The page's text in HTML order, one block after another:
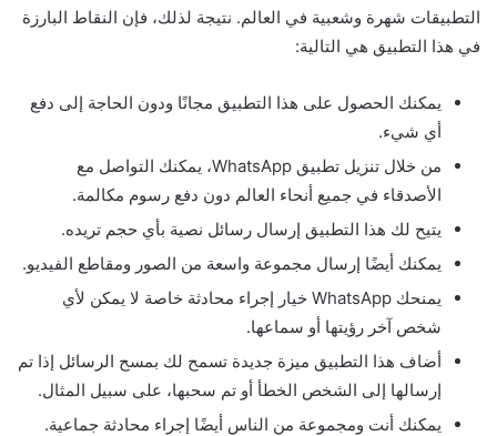
التطبيقات شهرة وشعبية في العالم. نتيجة لذلك، فإن النقاط البارزة
في هذا التطبيق هي التالية:
يمكنك الحصول على هذا التطبيق مجانًا ودون الحاجة إلى دفع
أي شيء.
من خلال تنزيل تطبيق WhatsApp، يمكنك التواصل مع
الأصدقاء في جميع أنحاء العالم دون دفع رسوم مكالمة.
يتيح لك هذا التطبيق إرسال رسائل نصية بأي حجم تريده.
يمكنك أيضًا إرسال مجموعة واسعة من الصور ومقاطع الفيديو.
يمنحك WhatsApp خيار إجراء محادثة خاصة لا يمكن لأي
شخص آخر رؤيتها أو سماعها.
أضاف هذا التطبيق ميزة جديدة تسمح لك بمسح الرسائل إذا تم
إرسالها إلى الشخص الخطأ أو تم سحبها، على سبيل المثال.
يمكنك أنت ومجموعة من الناس أيضًا إجراء محادثة جماعية.